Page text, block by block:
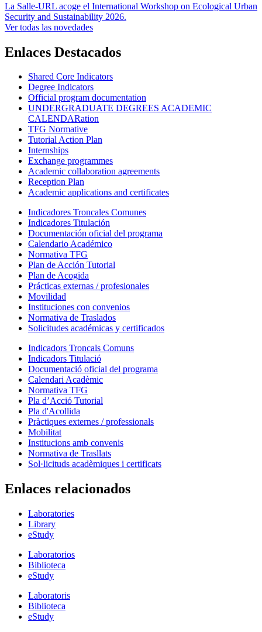
La Salle-URL acoge el International Workshop on Ecological Urban
Security and Sustainability 2026.
Ver todas las novedades
Enlaces Destacados
Shared Core Indicators
Degree Indicators
Official program documentation
UNDERGRADUATE DEGREES ACADEMIC
CALENDARation
TFG Normative
Tutorial Action Plan
Internships
Exchange programmes
Academic collaboration agreements
Reception Plan
Academic applications and certificates
Indicadores Troncales Comunes
Indicadores Titulación
Documentación oficial del programa
Calendario Académico
Normativa TFG
Plan de Acción Tutorial
Plan de Acogida
Prácticas externas / profesionales
Movilidad
Instituciones con convenios
Normativa de Traslados
Solicitudes académicas y certificados
Indicadors Troncals Comuns
Indicadors Titulació
Documentació oficial del programa
Calendari Acadèmic
Normativa TFG
Pla d’Acció Tutorial
Pla d'Acollida
Pràctiques externes / professionals
Mobilitat
Institucions amb convenis
Normativa de Trasllats
Sol·licituds acadèmiques i certificats
Enlaces relacionados
Laboratories
Library
eStudy
Laboratorios
Biblioteca
eStudy
Laboratoris
Biblioteca
eStudy